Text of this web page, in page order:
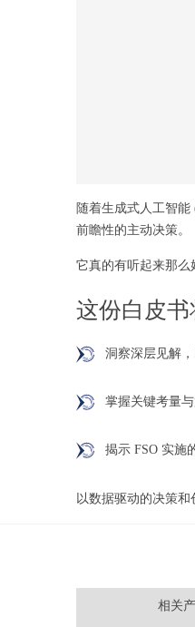
随着生成式人工智
前瞻性的主动决策。
它真的有听起来那
这份白皮书
洞察深层见解
掌握关键考量与
揭示 FSO 实施
以数据驱动的决策
相关